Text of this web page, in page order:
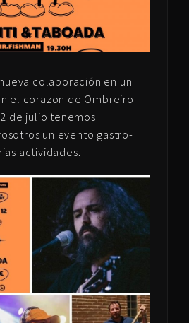
colaboración en un
el corazon de Ombreiro –
de julio tenemos
un evento gastro-
actividades.